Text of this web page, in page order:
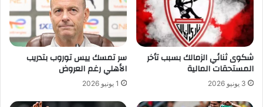
شكوى ثنائي الزمالك بسبب تأخر
المستحقات المالية
3 يونيو 2026
سر تمسك ييس توروب بتدريب
الأهلي رغم العروض
1 يونيو 2026